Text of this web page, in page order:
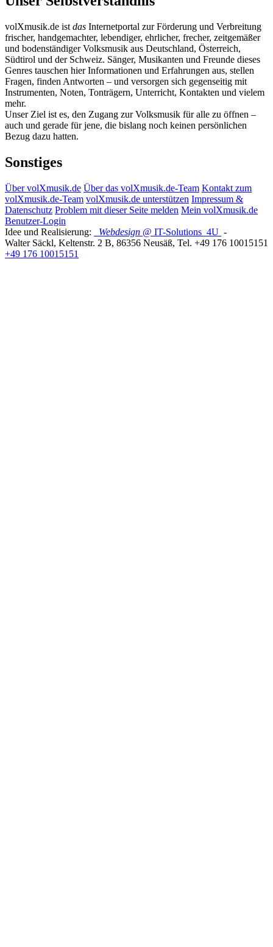
volXmusik.de ist das Internetportal zur Förderung und Verbreitung
frischer, handgemachter, lebendiger, ehrlicher, frecher, zeitgemäßer
und bodenständiger Volksmusik aus Deutschland, Österreich,
Südtirol und der Schweiz. Sänger, Musikanten und Freunde dieses
Genres tauschen hier Informationen und Erfahrungen aus, stellen
Fragen, finden Antworten – und versorgen sich gegenseitig mit
Instrumenten, Noten, Tonträgern, Unterricht, Kontakten und vielem
mehr.
Unser Ziel ist es, den Zugang zur Volksmusik für alle zu öffnen –
auch und gerade für jene, die bislang noch keinen persönlichen
Bezug dazu hatten.
Sonstiges
Über volXmusik.de Über das volXmusik.de-Team Kontakt zum
volXmusik.de-Team volXmusik.de unterstützen Impressum &
Datenschutz Problem mit dieser Seite melden Mein volXmusik.de
Benutzer-Login
Idee und Realisierung:
Webdesign @ IT-Solutions 4U -
Walter Säckl, Keltenstr. 2 B, 86356 Neusäß, Tel. +49 176 10015151
+49 176 10015151